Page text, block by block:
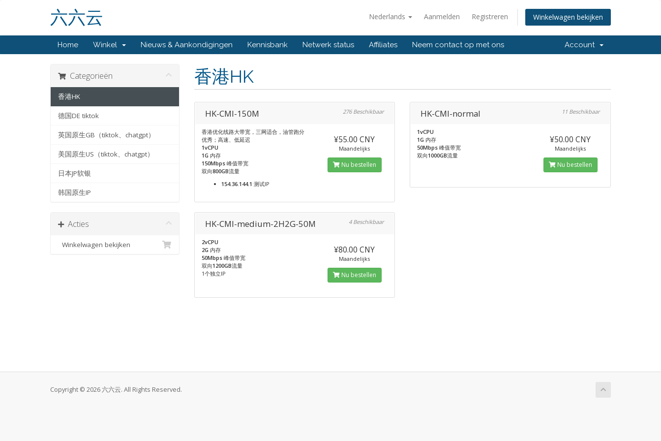
Nederlands Aanmelden Registreren Winkelwagen bekijken
六六云
Home Winkel Nieuws & Aankondigingen Kennisbank Netwerk status Affiliates Neem contact op met ons Account
香港HK
Categorieën
香港HK
德国DE tiktok
英国原生GB（tiktok、chatgpt）
美国原生US（tiktok、chatgpt）
日本JP软银
韩国原生IP
Acties
Winkelwagen bekijken
HK-CMI-150M 276 Beschikbaar
香港优化线路大带宽，三网适合，油管跑分
优秀；高速、低延迟
1vCPU
1G 内存
150Mbps峰值带宽
双向800GB流量
154.36.144.1 测试IP
¥55.00 CNY
Maandelijks
Nu bestellen
HK-CMI-normal 11 Beschikbaar
1vCPU
1G 内存
50Mbps 峰值带宽
双向1000GB流量
¥50.00 CNY
Maandelijks
Nu bestellen
HK-CMI-medium-2H2G-50M 4 Beschikbaar
2vCPU
2G 内存
50Mbps峰值带宽
双向1200GB流量
1个独立IP
¥80.00 CNY
Maandelijks
Nu bestellen
Copyright © 2026 六六云. All Rights Reserved.